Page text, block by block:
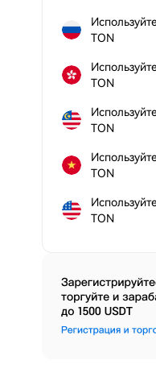
TON
TON
TON
TON
TON